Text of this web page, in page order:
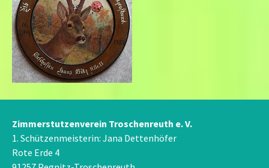
Zimmerstutzenverein Troschenreuth e. V.
1. Schützenmeisterin: Jana Dettenhöfer
Rote Erde 4